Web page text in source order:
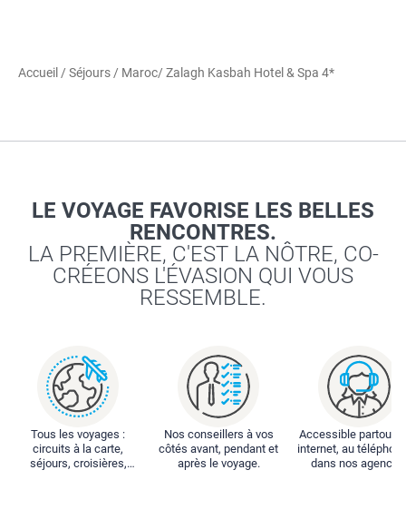
Accueil /Séjours / Maroc/ Zalagh Kasbah Hotel & Spa 4*
LE VOYAGE FAVORISE LES BELLES
RENCONTRES.
LA PREMIÈRE, C'EST LA NÔTRE, CO-
CRÉEONS L'ÉVASION QUI VOUS
RESSEMBLE.
Tous les voyages :
circuits à la carte,
séjours, croisières,
Nos conseillers à vos
côtés avant, pendant et
après le voyage.
Accessible partout :
internet, au
dans nos